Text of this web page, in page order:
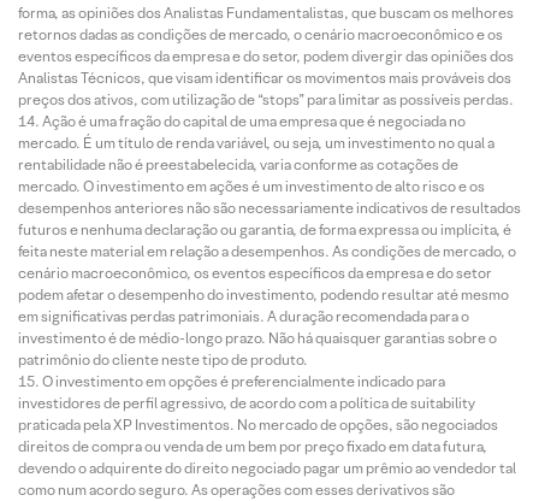
forma, as opiniões dos Analistas Fundamentalistas, que buscam os melhores
retornos dadas as condições de mercado, o cenário macroeconômico e os
eventos específicos da empresa e do setor, podem divergir das opiniões dos
Analistas Técnicos, que visam identificar os movimentos mais prováveis dos
preços dos ativos, com utilização de “stops” para limitar as possíveis perdas.
Ação é uma fração do capital de uma empresa que é negociada no
mercado. É um título de renda variável, ou seja, um investimento no qual a
rentabilidade não é preestabelecida, varia conforme as cotações de
mercado. O investimento em ações é um investimento de alto risco e os
desempenhos anteriores não são necessariamente indicativos de resultados
futuros e nenhuma declaração ou garantia, de forma expressa ou implícita, é
feita neste material em relação a desempenhos. As condições de mercado, o
cenário macroeconômico, os eventos específicos da empresa e do setor
podem afetar o desempenho do investimento, podendo resultar até mesmo
em significativas perdas patrimoniais. A duração recomendada para o
investimento é de médio-longo prazo. Não há quaisquer garantias sobre o
patrimônio do cliente neste tipo de produto.
O investimento em opções é preferencialmente indicado para
investidores de perfil agressivo, de acordo com a política de suitability
praticada pela XP Investimentos. No mercado de opções, são negociados
direitos de compra ou venda de um bem por preço fixado em data futura,
devendo o adquirente do direito negociado pagar um prêmio ao vendedor tal
como num acordo seguro. As operações com esses derivativos são